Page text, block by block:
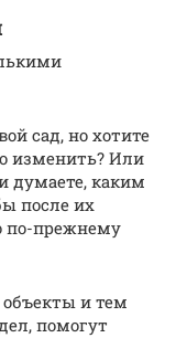
сад, но хотите
изменить? Или
думаете, каким
после их
по-прежнему
и тем
помогут